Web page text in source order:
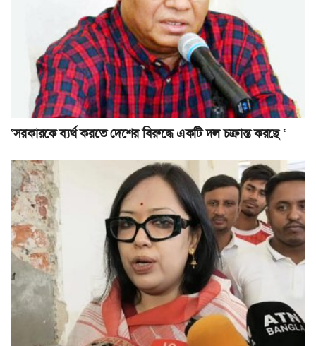
‘সরকারকে ব্যর্থ করতে দেশের বিরুদ্ধে একটি দল চক্রান্ত করছে ‘